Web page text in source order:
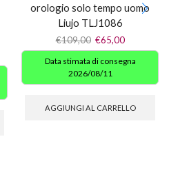
orologio solo tempo uomo
Liujo TLJ1086
€109,00 €65,00
Data stimata di consegna
2026/08/11
AGGIUNGI AL CARRELLO